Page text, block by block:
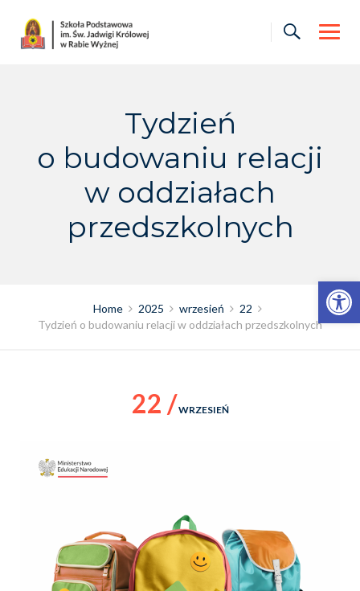
Otwórz pasek narzędzi
content
Tydzień
o budowaniu relacji
w oddziałach
przedszkolnych
Home 2025 wrzesień
22
Tydzień o budowaniu relacji w oddziałach przedszkolnych
22 /WRZESIEŃ